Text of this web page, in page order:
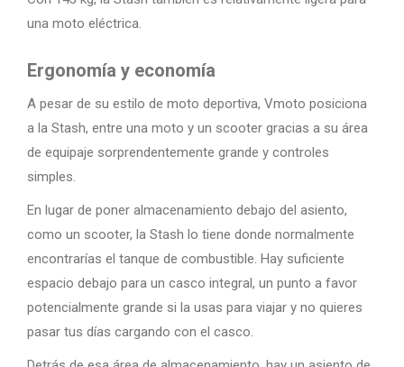
una moto eléctrica.
Ergonomía y economía
A pesar de su estilo de moto deportiva, Vmoto posiciona
a la Stash, entre una moto y un scooter gracias a su área
de equipaje sorprendentemente grande y controles
simples.
En lugar de poner almacenamiento debajo del asiento,
como un scooter, la Stash lo tiene donde normalmente
encontrarías el tanque de combustible. Hay suficiente
espacio debajo para un casco integral, un punto a favor
potencialmente grande si la usas para viajar y no quieres
pasar tus días cargando con el casco.